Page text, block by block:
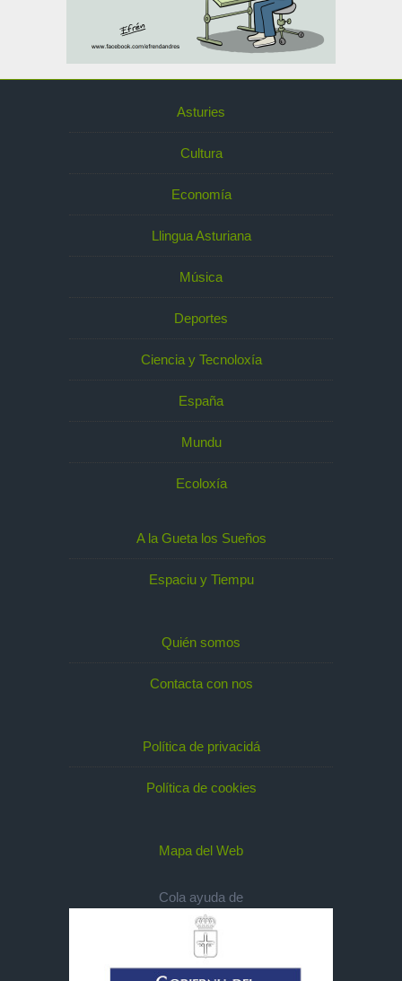
Asturies
Cultura
Economía
Llingua Asturiana
Música
Deportes
Ciencia y Tecnoloxía
España
Mundu
Ecoloxía
A la Gueta los Sueños
Espaciu y Tiempu
Quién somos
Contacta con nos
Política de privacidá
Política de cookies
Mapa del Web
Cola ayuda de